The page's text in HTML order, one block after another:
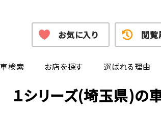
検索 お店を探す 選ばれる理由
お気に入り 閲覧
シリーズ(埼玉県)の